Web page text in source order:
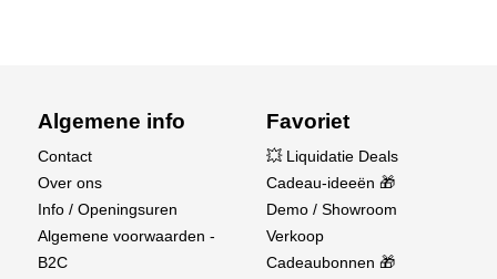
Algemene info
Contact
Over ons
Info / Openingsuren
Algemene voorwaarden -
B2C
Favoriet
💥 Liquidatie Deals
Cadeau-ideeën 🎁
Demo / Showroom
Verkoop
Cadeaubonnen 🎁